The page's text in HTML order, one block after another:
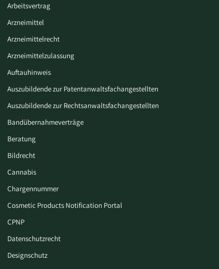
Arbeitsvertrag
Arzneimittel
Arzneimittelrecht
Arzneimittelzulassung
Auftauhinweis
Auszubildende zur Patentanwaltsfachangestellten
Auszubildende zur Rechtsanwaltsfachangestellten
Bandübernahmeverträge
Beratung
Bildrecht
Cannabis
Chargennummer
Cosmetic Products Notification Portal
CPNP
Datenschutzrecht
Designschutz